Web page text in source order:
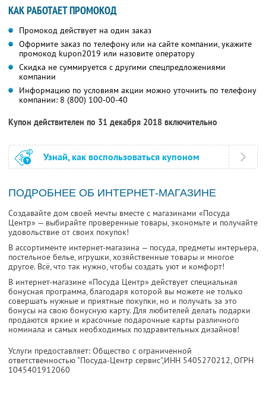
КАК РАБОТАЕТ ПРОМОКОД
Промокод действует на один заказ
Оформите заказ по телефону или на сайте компании, укажите
промокод kupon2019 или назовите оператору
Скидка не суммируется с другими спецпредложениями
компании
Информацию по условиям акции можно уточнить по телефону
компании: 8 (800) 100-00-40
Купон действителен по 31 декабря 2018 включительно
Узнай, как воспользоваться купоном
ПОДРОБНЕЕ ОБ ИНТЕРНЕТ-МАГАЗИНЕ
Создавайте дом своей мечты вместе с магазинами «Посуда
Центр» — выбирайте проверенные товары, экономьте и получайте
удовольствие от своих покупок!
В ассортименте интернет-магазина — посуда, предметы интерьера,
постельное белье, игрушки, хозяйственные товары и многое
другое. Всё, что так нужно, чтобы создать уют и комфорт!
В интернет-магазине «Посуда Центр» действует специальная
бонусная программа, благодаря которой вы можете не только
совершать нужные и приятные покупки, но и получать за это
бонусы на свою бонусную карту. Для любителей делать подарки
продаются яркие и красочные подарочные карты различного
номинала и самых необходимых поздравительных дизайнов!
Услуги предоставляет: Общество с ограниченной
ответственностью "Посуда-Центр сервис",ИНН 5405270212, ОГРН
1045401912060